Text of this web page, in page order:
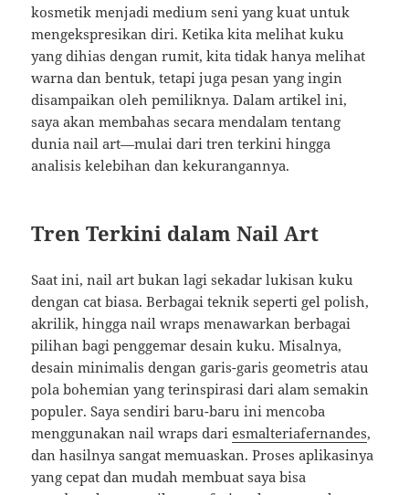
kosmetik menjadi medium seni yang kuat untuk
mengekspresikan diri. Ketika kita melihat kuku
yang dihias dengan rumit, kita tidak hanya melihat
warna dan bentuk, tetapi juga pesan yang ingin
disampaikan oleh pemiliknya. Dalam artikel ini,
saya akan membahas secara mendalam tentang
dunia nail art—mulai dari tren terkini hingga
analisis kelebihan dan kekurangannya.
Tren Terkini dalam Nail Art
Saat ini, nail art bukan lagi sekadar lukisan kuku
dengan cat biasa. Berbagai teknik seperti gel polish,
akrilik, hingga nail wraps menawarkan berbagai
pilihan bagi penggemar desain kuku. Misalnya,
desain minimalis dengan garis-garis geometris atau
pola bohemian yang terinspirasi dari alam semakin
populer. Saya sendiri baru-baru ini mencoba
menggunakan nail wraps dariesmalteriafernandes,
dan hasilnya sangat memuaskan. Proses aplikasinya
yang cepat dan mudah membuat saya bisa